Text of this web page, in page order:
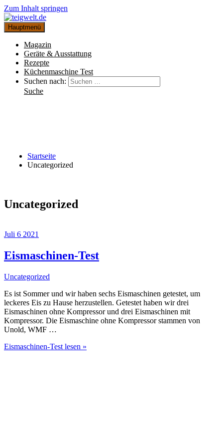
Zum Inhalt springen
Hauptmenü
Magazin
Geräte & Ausstattung
Rezepte
Küchenmaschine Test
Suchen nach:
Suche
Startseite
Uncategorized
Uncategorized
Juli 6 2021
Eismaschinen-Test
Uncategorized
Es ist Sommer und wir haben sechs Eismaschinen getestet, um
leckeres Eis zu Hause herzustellen. Getestet haben wir drei
Eismaschinen ohne Kompressor und drei Eismaschinen mit
Kompressor. Die Eismaschine ohne Kompressor stammen von
Unold, WMF …
Eismaschinen-Test lesen »